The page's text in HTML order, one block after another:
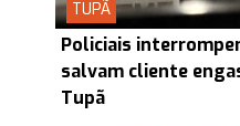
TUPÃ
Policiais
salvam cliente
Tupã